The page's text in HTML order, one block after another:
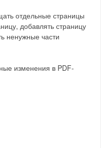
отдельные страницы
добавлять страницу
ненужные части
изменения в PDF-